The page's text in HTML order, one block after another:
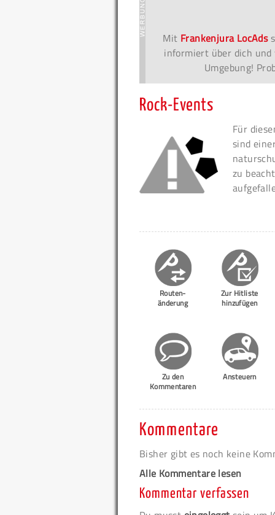
Mit Frankenjura LocAds
informiert über dich
Umgebung!
Rock-Events
Für
sind
zu
Routen-
änderung
Zur Hitliste
hinzufügen
Zu den
Kommentaren
Ansteuern
Kommentare
Bisher gibt es noch keine
Alle Kommentare lesen
Kommentar verfassen